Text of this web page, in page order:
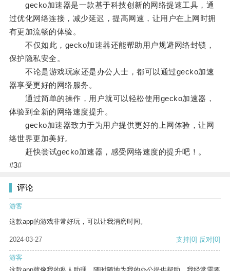
gecko加速器是一款基于科技创新的网络提速工具，通
过优化网络连接，减少延迟，提高网速，让用户在上网时拥
有更加流畅的体验。
不仅如此，gecko加速器还能帮助用户规避网络封锁，
保护隐私安全。
不论是游戏玩家还是办公人士，都可以通过gecko加速
器享受更好的网络服务。
通过简单的操作，用户就可以轻松使用gecko加速器，
体验到全新的网络速度提升。
gecko加速器致力于为用户提供更好的上网体验，让网
络世界更加美好。
赶快尝试gecko加速器，感受网络速度的提升吧！。
#3#
评论
游客
这款app的游戏非常好玩，可以让我消磨时间。
2024-03-27 支持[0] 反对[0]
游客